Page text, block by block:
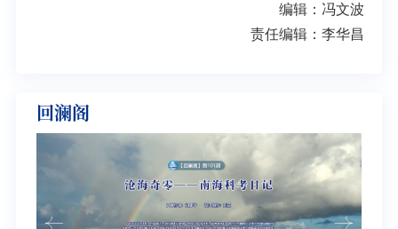
编辑：冯文波
责任编辑：李华昌
回澜阁